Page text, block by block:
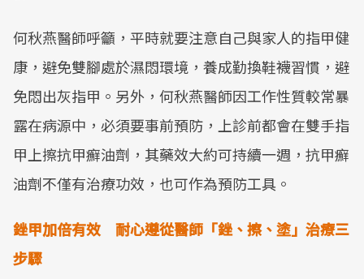
何秋燕醫師呼籲，平時就要注意自己與家人的指甲健
康，避免雙腳處於濕悶環境，養成勤換鞋襪習慣，避
免悶出灰指甲。另外，何秋燕醫師因工作性質較常暴
露在病源中，必須要事前預防，上診前都會在雙手指
甲上擦抗甲癬油劑，其藥效大約可持續一週，抗甲癬
油劑不僅有治療功效，也可作為預防工具。
銼甲加倍有效 耐心遵從醫師「銼、擦、塗」治療三
步驟